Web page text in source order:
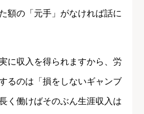
額の「元手」がなければ話に
に収入を得られますから、労
るのは「損をしないギャンブ
く働けばそのぶん生涯収入は